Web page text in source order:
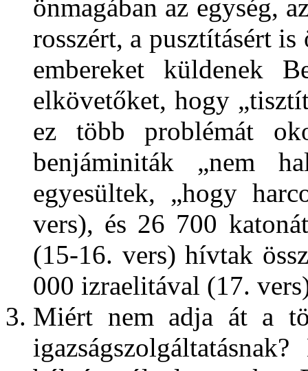
önmagában az egység,
rosszért, a pusztításért
embereket küldenek
elkövetőket, hogy
ez több problémát
benjáminiták „nem
egyesültek, „hogy
vers), és 26 700
(15-16. vers) hívtak
000 izraelitával (17.
Miért nem adja át a